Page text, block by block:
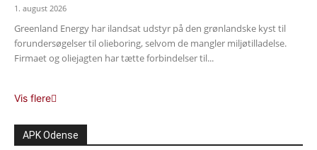
1. august 2026
Greenland Energy har ilandsat udstyr på den grønlandske kyst til
forundersøgelser til olieboring, selvom de mangler miljøtilladelse.
Firmaet og oliejagten har tætte forbindelser til...
Vis flere
APK Odense